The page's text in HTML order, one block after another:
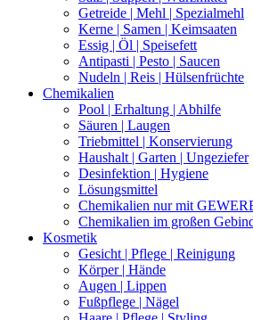
Getreide | Mehl | Spezialmehl
Kerne | Samen | Keimsaaten
Essig | Öl | Speisefett
Antipasti | Pesto | Saucen
Nudeln | Reis | Hülsenfrüchte
Chemikalien
Pool | Erhaltung | Abhilfe
Säuren | Laugen
Triebmittel | Konservierung
Haushalt | Garten | Ungeziefer
Desinfektion | Hygiene
Lösungsmittel
Chemikalien nur mit
Chemikalien im großen
Kosmetik
Gesicht | Pflege | Reinigung
Körper | Hände
Augen | Lippen
Fußpflege | Nägel